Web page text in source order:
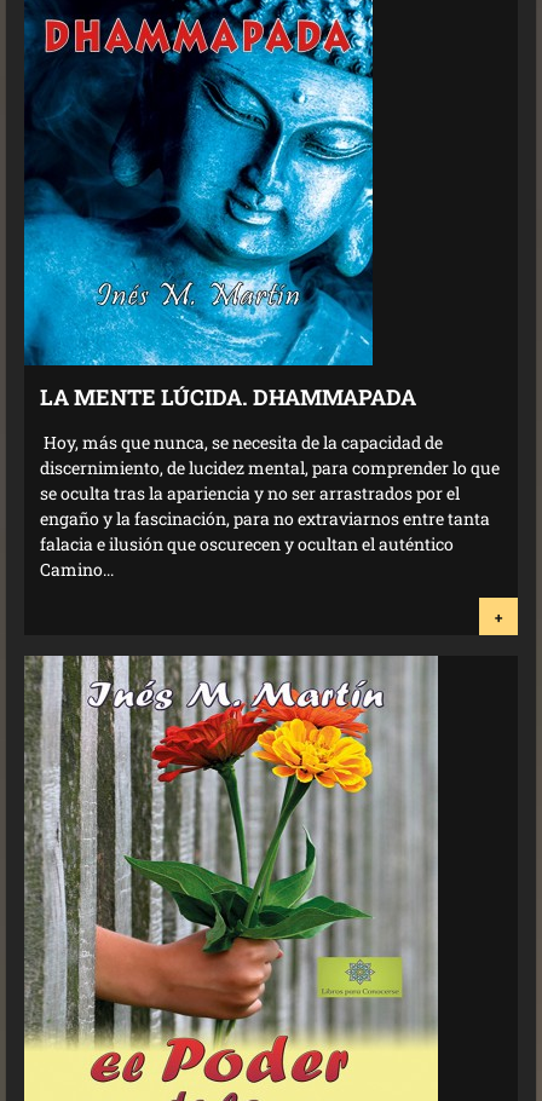
LA MENTE LÚCIDA. DHAMMAPADA
Hoy, más que nunca, se necesita de la capacidad de
discernimiento, de lucidez mental, para comprender lo que
se oculta tras la apariencia y no ser arrastrados por el
engaño y la fascinación, para no extraviarnos entre tanta
falacia e ilusión que oscurecen y ocultan el auténtico
Camino...
+